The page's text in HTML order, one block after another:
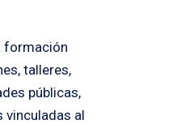
formación
talleres,
públicas,
vinculadas al